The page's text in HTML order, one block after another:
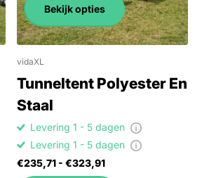
Bekijk opties
vidaXL
Tunneltent Polyester En
Staal
Levering 1 - 5 dagen
Levering 1 - 5 dagen
€235,71 - €323,91